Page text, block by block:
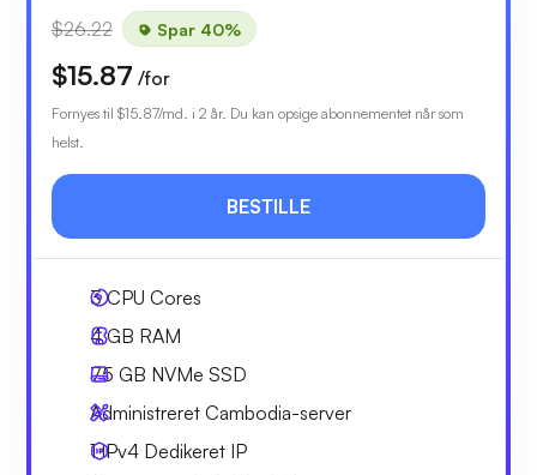
$26.22 Spar 40%
$15.87 /for
Fornyes til $15.87/md. i 2 år. Du kan opsige abonnementet når som
helst.
BESTILLE
3CPU Cores
4 GB RAM
75 GB NVMe SSD
Administreret Cambodia-server
1 IPv4 Dedikeret IP